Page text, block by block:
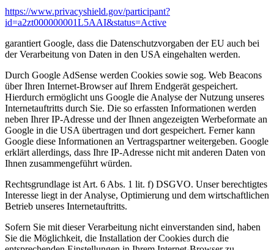
https://www.privacyshield.gov/participant?
id=a2zt000000001L5AAI&status=Active
garantiert Google, dass die Datenschutzvorgaben der EU auch bei
der Verarbeitung von Daten in den USA eingehalten werden.
Durch Google AdSense werden Cookies sowie sog. Web Beacons
über Ihren Internet-Browser auf Ihrem Endgerät gespeichert.
Hierdurch ermöglicht uns Google die Analyse der Nutzung unseres
Internetauftritts durch Sie. Die so erfassten Informationen werden
neben Ihrer IP-Adresse und der Ihnen angezeigten Werbeformate an
Google in die USA übertragen und dort gespeichert. Ferner kann
Google diese Informationen an Vertragspartner weitergeben. Google
erklärt allerdings, dass Ihre IP-Adresse nicht mit anderen Daten von
Ihnen zusammengeführt würden.
Rechtsgrundlage ist Art. 6 Abs. 1 lit. f) DSGVO. Unser berechtigtes
Interesse liegt in der Analyse, Optimierung und dem wirtschaftlichen
Betrieb unseres Internetauftritts.
Sofern Sie mit dieser Verarbeitung nicht einverstanden sind, haben
Sie die Möglichkeit, die Installation der Cookies durch die